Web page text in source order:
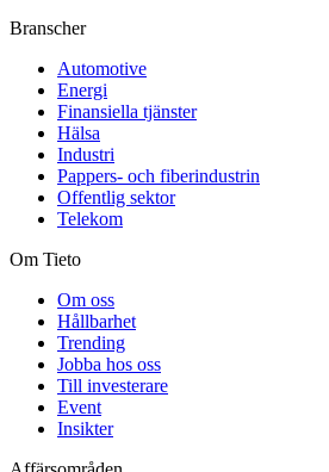
Branscher
Automotive
Energi
Finansiella tjänster
Hälsa
Industri
Pappers- och fiberindustrin
Offentlig sektor
Telekom
Om Tieto
Om oss
Hållbarhet
Trending
Jobba hos oss
Till investerare
Event
Insikter